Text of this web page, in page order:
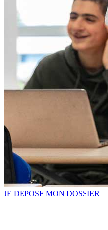
JE DEPOSE MON DOSSIER